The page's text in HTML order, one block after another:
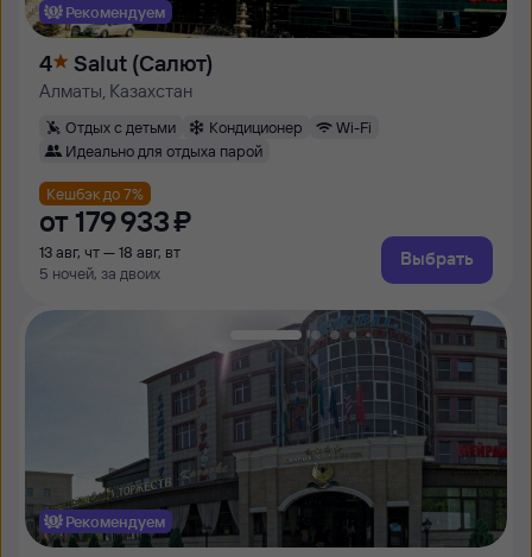
Рекомендуем
4 Salut (Салют)
Алматы, Казахстан
Отдых с детьми Кондиционер
Wi-Fi
Идеально для отдыха парой
Кешбэк до 7%
от 179 ⁠933 ⁠₽
13 авг, чт — 18 авг, вт
5 ночей, за двоих
Выбрать
Рекомендуем